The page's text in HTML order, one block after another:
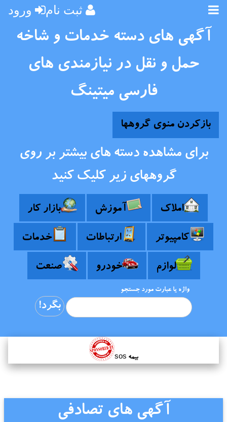
ورود ثبت نام
آگهی های دسته خدمات و شاخه
حمل و نقل در نیازمندی های
فارسی میتینگ
بازکردن منوی گروهها
برای مشاهده دسته های بیشتر بر روی
گروههای زیر کلیک کنید
املاک آموزش بازار کار
کامپیوتر ارتباطات خدمات
لوازم خودرو صنعت
واژه یا عبارت مورد جستجو
بیمه sos
آگهی های تصادفی